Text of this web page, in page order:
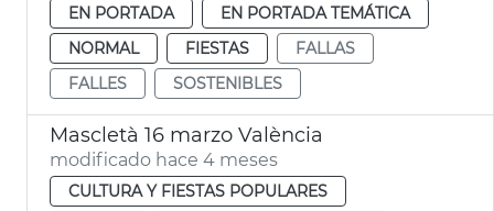
EN PORTADA
EN PORTADA TEMÁTICA
NORMAL
FIESTAS
FALLAS
FALLES
SOSTENIBLES
Mascletà 16 marzo València
modificado hace 4 meses
CULTURA Y FIESTAS POPULARES